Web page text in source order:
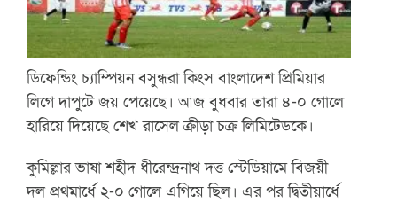
ডিফেন্ডিং চ্যাম্পিয়ন বসুন্ধরা কিংস বাংলাদেশ প্রিমিয়ার
লিগে দাপুটে জয় পেয়েছে। আজ বুধবার তারা ৪-০ গোলে
হারিয়ে দিয়েছে শেখ রাসেল ক্রীড়া চক্র লিমিটেডকে।
কুমিল্লার ভাষা শহীদ ধীরেন্দ্রনাথ দত্ত স্টেডিয়ামে বিজয়ী
দল প্রথমার্ধে ২-০ গোলে এগিয়ে ছিল। এর পর দ্বিতীয়ার্ধে